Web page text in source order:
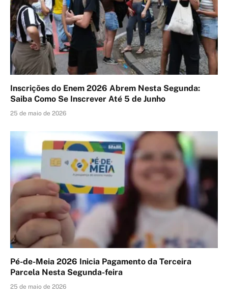
Inscrições do Enem 2026 Abrem Nesta Segunda:
Saiba Como Se Inscrever Até 5 de Junho
25 de maio de 2026
Pé-de-Meia 2026 Inicia Pagamento da Terceira
Parcela Nesta Segunda-feira
25 de maio de 2026